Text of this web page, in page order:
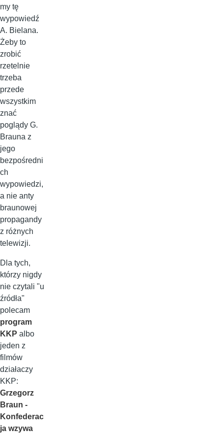
my tę
wypowiedź
A. Bielana.
Żeby to
zrobić
rzetelnie
trzeba
przede
wszystkim
znać
poglądy G.
Brauna z
jego
bezpośredni
ch
wypowiedzi,
a nie anty
braunowej
propagandy
z różnych
telewizji.
Dla tych,
którzy nigdy
nie czytali "u
źródła"
polecam
program
KKP albo
jeden z
filmów
działaczy
KKP:
Grzegorz
Braun -
Konfederac
ja wzywa